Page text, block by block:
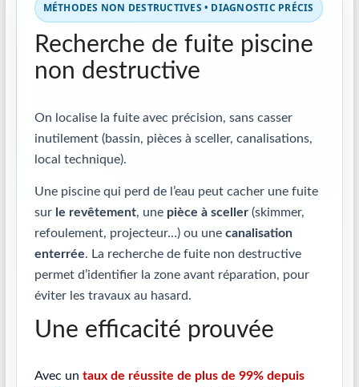
MÉTHODES NON DESTRUCTIVES • DIAGNOSTIC PRÉCIS
Recherche de fuite piscine
non destructive
On localise la fuite avec précision, sans casser
inutilement (bassin, pièces à sceller, canalisations,
local technique).
Une piscine qui perd de l’eau peut cacher une fuite
sur le revêtement, une pièce à sceller(skimmer,
refoulement, projecteur…) ou une canalisation
enterrée. La recherche de fuite non destructive
permet d’identifier la zone avant réparation, pour
éviter les travaux au hasard.
Une efficacité prouvée
Avec un taux de réussite de plus de 99% depuis